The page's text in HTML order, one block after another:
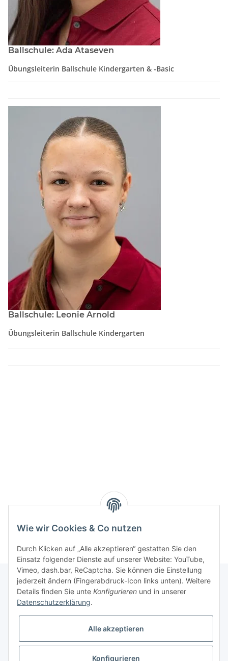
Ballschule: Ada Ataseven
Übungsleiterin Ballschule Kindergarten & -Basic
Ballschule: Leonie Arnold
Übungsleiterin Ballschule Kindergarten
Informationen
Gesetzliche Informationen
Wie wir Cookies & Co nutzen
Durch Klicken auf „Alle akzeptieren“ gestatten Sie den
Einsatz folgender Dienste auf unserer Website: YouTube,
Vimeo, dash.bar, ReCaptcha. Sie können die Einstellung
jederzeit ändern (Fingerabdruck-Icon links unten). Weitere
Details finden Sie unte Konfigurieren und in unserer
Datenschutzerklärung.
Alle akzeptieren
Konfigurieren